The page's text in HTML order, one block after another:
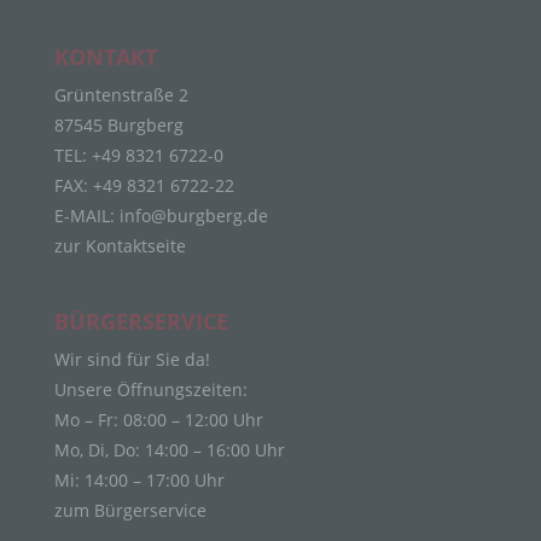
KONTAKT
Grüntenstraße 2
87545 Burgberg
TEL: +49 8321 6722-0
FAX: +49 8321 6722-22
E-MAIL: info@burgberg.de
zur Kontaktseite
BÜRGERSERVICE
Wir sind für Sie da!
Unsere Öffnungszeiten:
Mo – Fr: 08:00 – 12:00 Uhr
Mo, Di, Do: 14:00 – 16:00 Uhr
Mi: 14:00 – 17:00 Uhr
zum Bürgerservice
natürliche Person (im Folgenden „betroffene
Person") beziehen. Als identifizierbar wird eine
natürliche Person angesehen, die direkt oder
indirekt, insbesondere mittels Zuordnung zu einer
Kennung wie einem Namen, zu einer
Kennnummer, zu Standortdaten, zu einer Online-
Kennung oder zu einem oder mehreren
besonderen Merkmalen, die Ausdruck der
physischen, physiologischen, genetischen,
sozialen Identität dieser natürlichen Person sind,
identifiziert werden kann.
b) betroffene Person
Betroffene Person ist jede identifizierte oder
personenbezogene Daten von dem für die
Verarbeitung Verantwortlichen verarbeitet werden.
c) Verarbeitung